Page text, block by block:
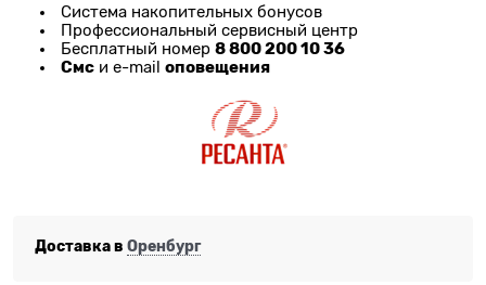
Система накопительных бонусов
Профессиональный сервисный центр
Бесплатный номер 8 800 200 10 36
Смс и e-mail оповещения
Доставка в Оренбург